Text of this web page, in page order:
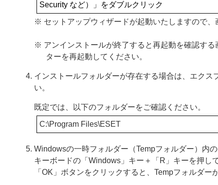
Security など）」をダブルクリック
※ セットアップウィザードが起動いたしますので
※ アンインストールが終了すると再起動を確認す
ターを再起動してください。
インストールフォルダーが存在する場合は、エク
い。
既定では、以下のフォルダーをご確認ください。
C:\Program Files\ESET
Windowsの一時フォルダー（Tempフォルダー）内
キーボードの「Windows」キー＋「R」キーを押し
「OK」ボタンをクリックすると、Tempフォルダ